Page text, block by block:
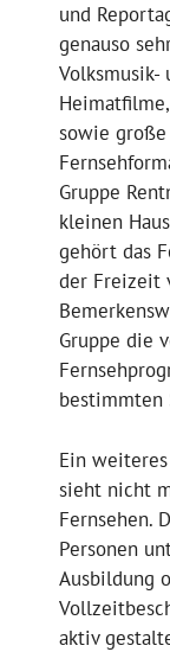
und
genauso
Volksmusik-
sowie
Gruppe
kleinen
gehört das
der Freizeit
Gruppe die
bestimmten
Ein
sieht nicht
Fernsehen.
Personen
Ausbildung
aktiv